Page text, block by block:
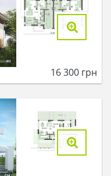
16 300 грн